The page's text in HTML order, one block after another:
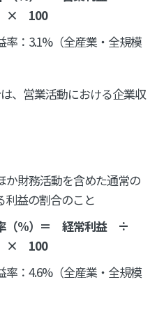
）× 100
率：3.1%（全産業・全規模
、営業活動における企業収
か財務活動を含めた通常の
利益の割合のこと
率（%）＝ 経常利益 ÷
）× 100
率：4.6%（全産業・全規模